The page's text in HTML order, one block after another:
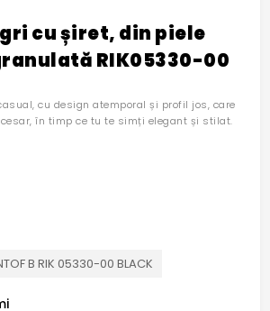
cu șiret, din piele
RIK05330-00
cu design atemporal și profil jos, care
în timp ce tu te simți elegant și stilat.
B RIK 05330-00 BLACK